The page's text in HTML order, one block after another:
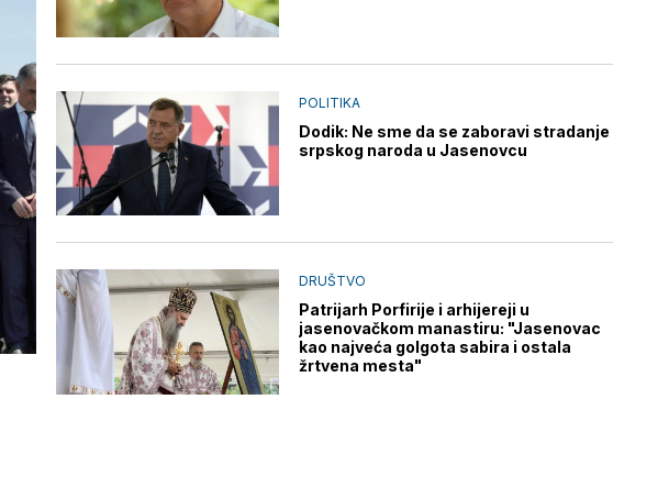
POLITIKA
Dodik: Ne sme da se zaboravi stradanje
srpskog naroda u Jasenovcu
DRUŠTVO
Patrijarh Porfirije i arhijereji u
jasenovačkom manastiru: "Jasenovac
kao najveća golgota sabira i ostala
žrtvena mesta"